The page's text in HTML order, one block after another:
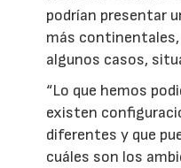
podrían presentar
más continentales,
algunos casos,
“Lo que hemos
existen
diferentes y que
cuáles son los